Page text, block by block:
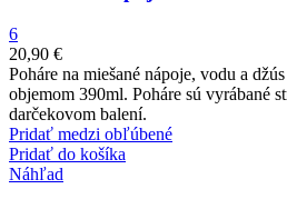
6
20,90 €
Poháre na miešané nápoje, vodu a džús
objemom 390ml. Poháre sú vyrábané
darčekovom balení.
Pridať medzi obľúbené
Pridať do košíka
Náhľad